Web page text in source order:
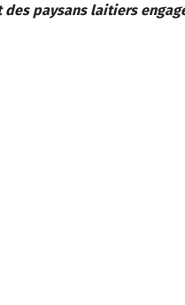
paysans laitiers